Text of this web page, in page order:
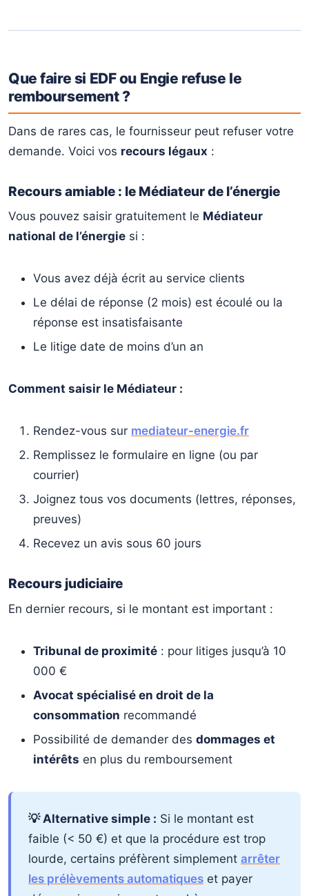
Que faire si EDF ou Engie refuse le
remboursement ?
Dans de rares cas, le fournisseur peut refuser votre
demande. Voici vos recours légaux :
Recours amiable : le Médiateur de l’énergie
Vous pouvez saisir gratuitement le Médiateur
national de l’énergie si :
Vous avez déjà écrit au service clients
Le délai de réponse (2 mois) est écoulé ou la
réponse est insatisfaisante
Le litige date de moins d’un an
Comment saisir le Médiateur :
Rendez-vous sur mediateur-energie.fr
Remplissez le formulaire en ligne (ou par
courrier)
Joignez tous vos documents (lettres, réponses,
preuves)
Recevez un avis sous 60 jours
Recours judiciaire
En dernier recours, si le montant est important :
Tribunal de proximité : pour litiges jusqu’à 10
000 €
Avocat spécialisé en droit de la
consommation recommandé
Possibilité de demander des dommages et
intérêts en plus du remboursement
💡 Alternative simple : Si le montant est
faible (< 50 €) et que la procédure est trop
lourde, certains préfèrent simplement arrêter
les prélèvements automatiques et payer